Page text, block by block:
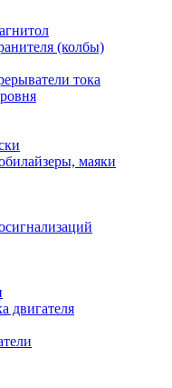
(колбы)
тока
маяки
двигателя